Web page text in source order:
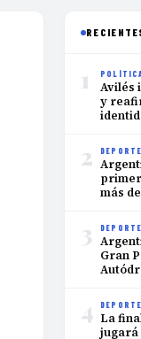
1
Avilés
y
2
más
3
Gran
4 La
jugará